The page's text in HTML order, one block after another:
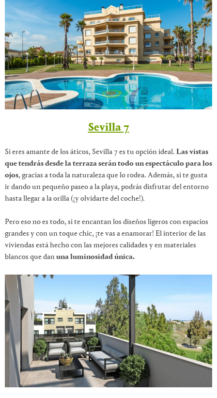
Sevilla 7
Si eres amante de los áticos, Sevilla 7 es tu opción ideal. Las vistas
que tendrás desde la terraza serán todo un espectáculo para los
ojos, gracias a toda la naturaleza que lo rodea. Además, si te gusta
ir dando un pequeño paseo a la playa, podrás disfrutar del entorno
hasta llegar a la orilla (¡y olvidarte del coche!).
Pero eso no es todo, si te encantan los diseños ligeros con espacios
grandes y con un toque chic, ¡te vas a enamorar! El interior de las
viviendas está hecho con las mejores calidades y en materiales
blancos que danuna luminosidad única.